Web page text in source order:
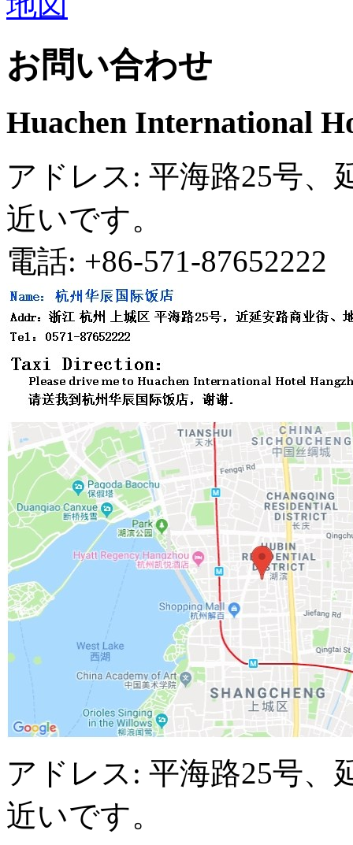
お問い合わせ
Huachen International
アドレス: 平海路25号、
近いです。
電話: +86-571-87652222
アドレス: 平海路25号、
近いです。